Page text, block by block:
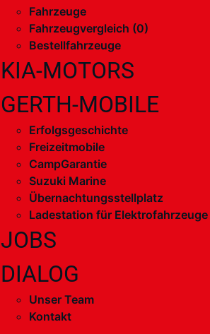
Fahrzeuge
Fahrzeugvergleich (0)
Bestellfahrzeuge
KIA-MOTORS
GERTH-MOBILE
Erfolgsgeschichte
Freizeitmobile
CampGarantie
Suzuki Marine
Übernachtungsstellplatz
Ladestation für Elektrofahrzeuge
JOBS
DIALOG
Unser Team
Kontakt